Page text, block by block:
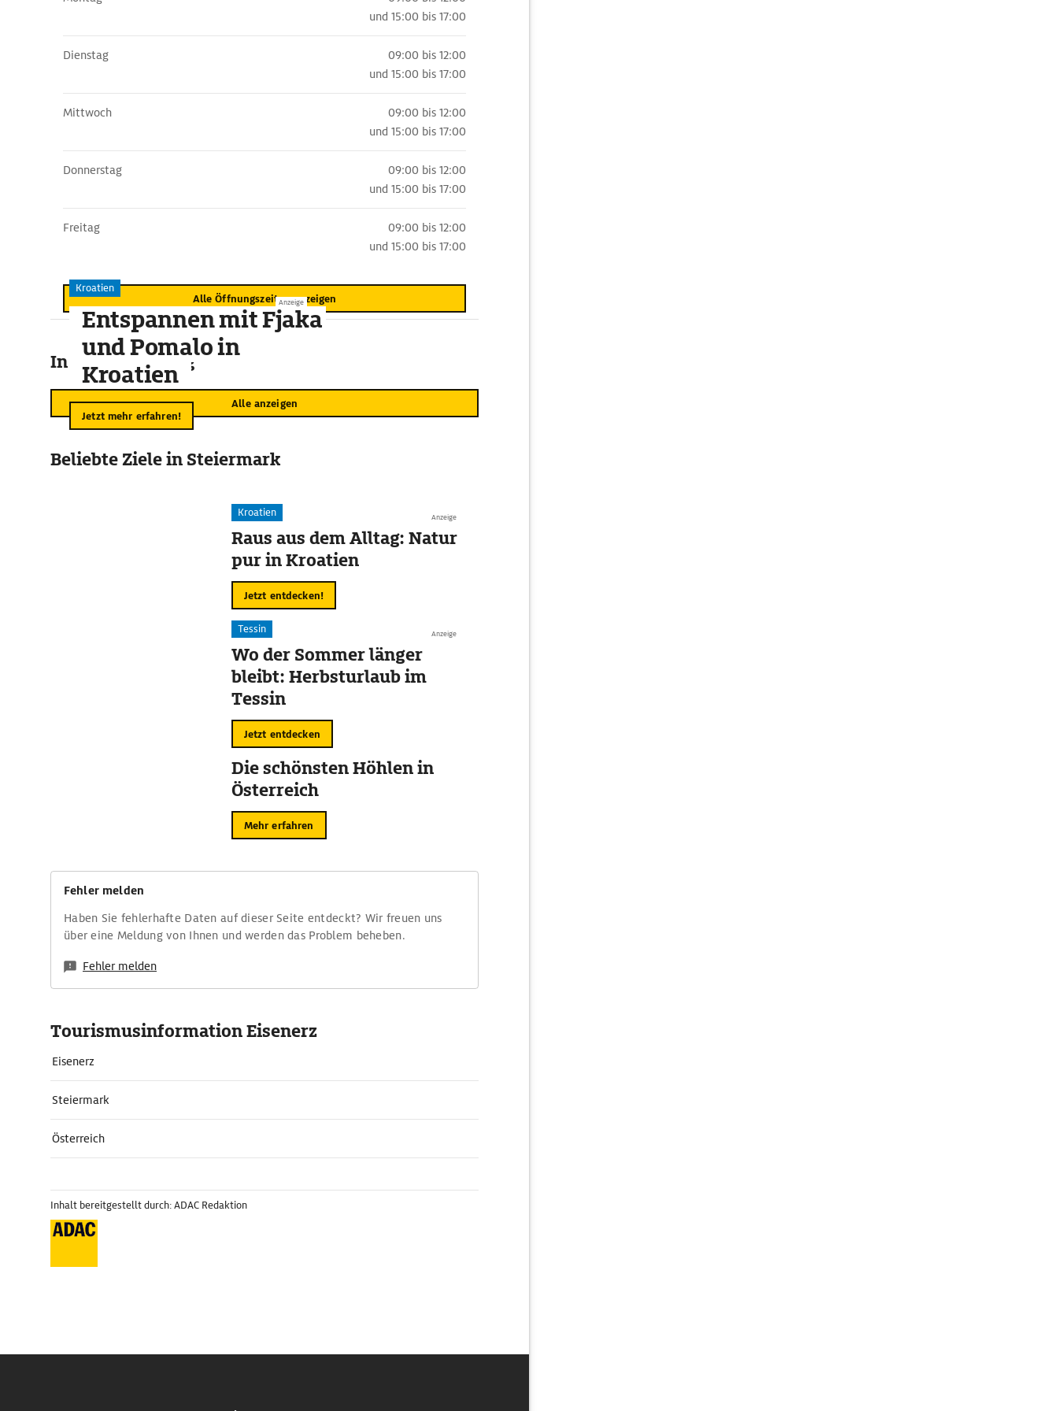
und 15:00 bis 17:00
Dienstag
09:00 bis 12:00
und 15:00 bis 17:00
Mittwoch
09:00 bis 12:00
und 15:00 bis 17:00
Donnerstag
09:00 bis 12:00
und 15:00 bis 17:00
Freitag
09:00 bis 12:00
und 15:00 bis 17:00
Alle Öffnungszeiten anzeigen
In der Umgebung
Alle anzeigen
Anzeige
Kroatien
Entspannen mit Fjaka
und Pomalo in
Kroatien
Jetzt mehr erfahren!
Beliebte Ziele in Steiermark
Anzeige
Kroatien
Raus aus dem Alltag: Natur
pur in Kroatien
Jetzt entdecken!
Anzeige
Tessin
Wo der Sommer länger
bleibt: Herbsturlaub im
Tessin
Jetzt entdecken
Die schönsten Höhlen in
Österreich
Mehr erfahren
Fehler melden
Haben Sie fehlerhafte Daten auf dieser Seite entdeckt? Wir freuen uns
über eine Meldung von Ihnen und werden das Problem beheben.
Fehler melden
Tourismusinformation Eisenerz
Eisenerz
Steiermark
Österreich
Inhalt bereitgestellt durch: ADAC Redaktion